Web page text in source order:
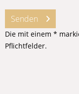
Senden
Die mit einem *
Pflichtfelder.